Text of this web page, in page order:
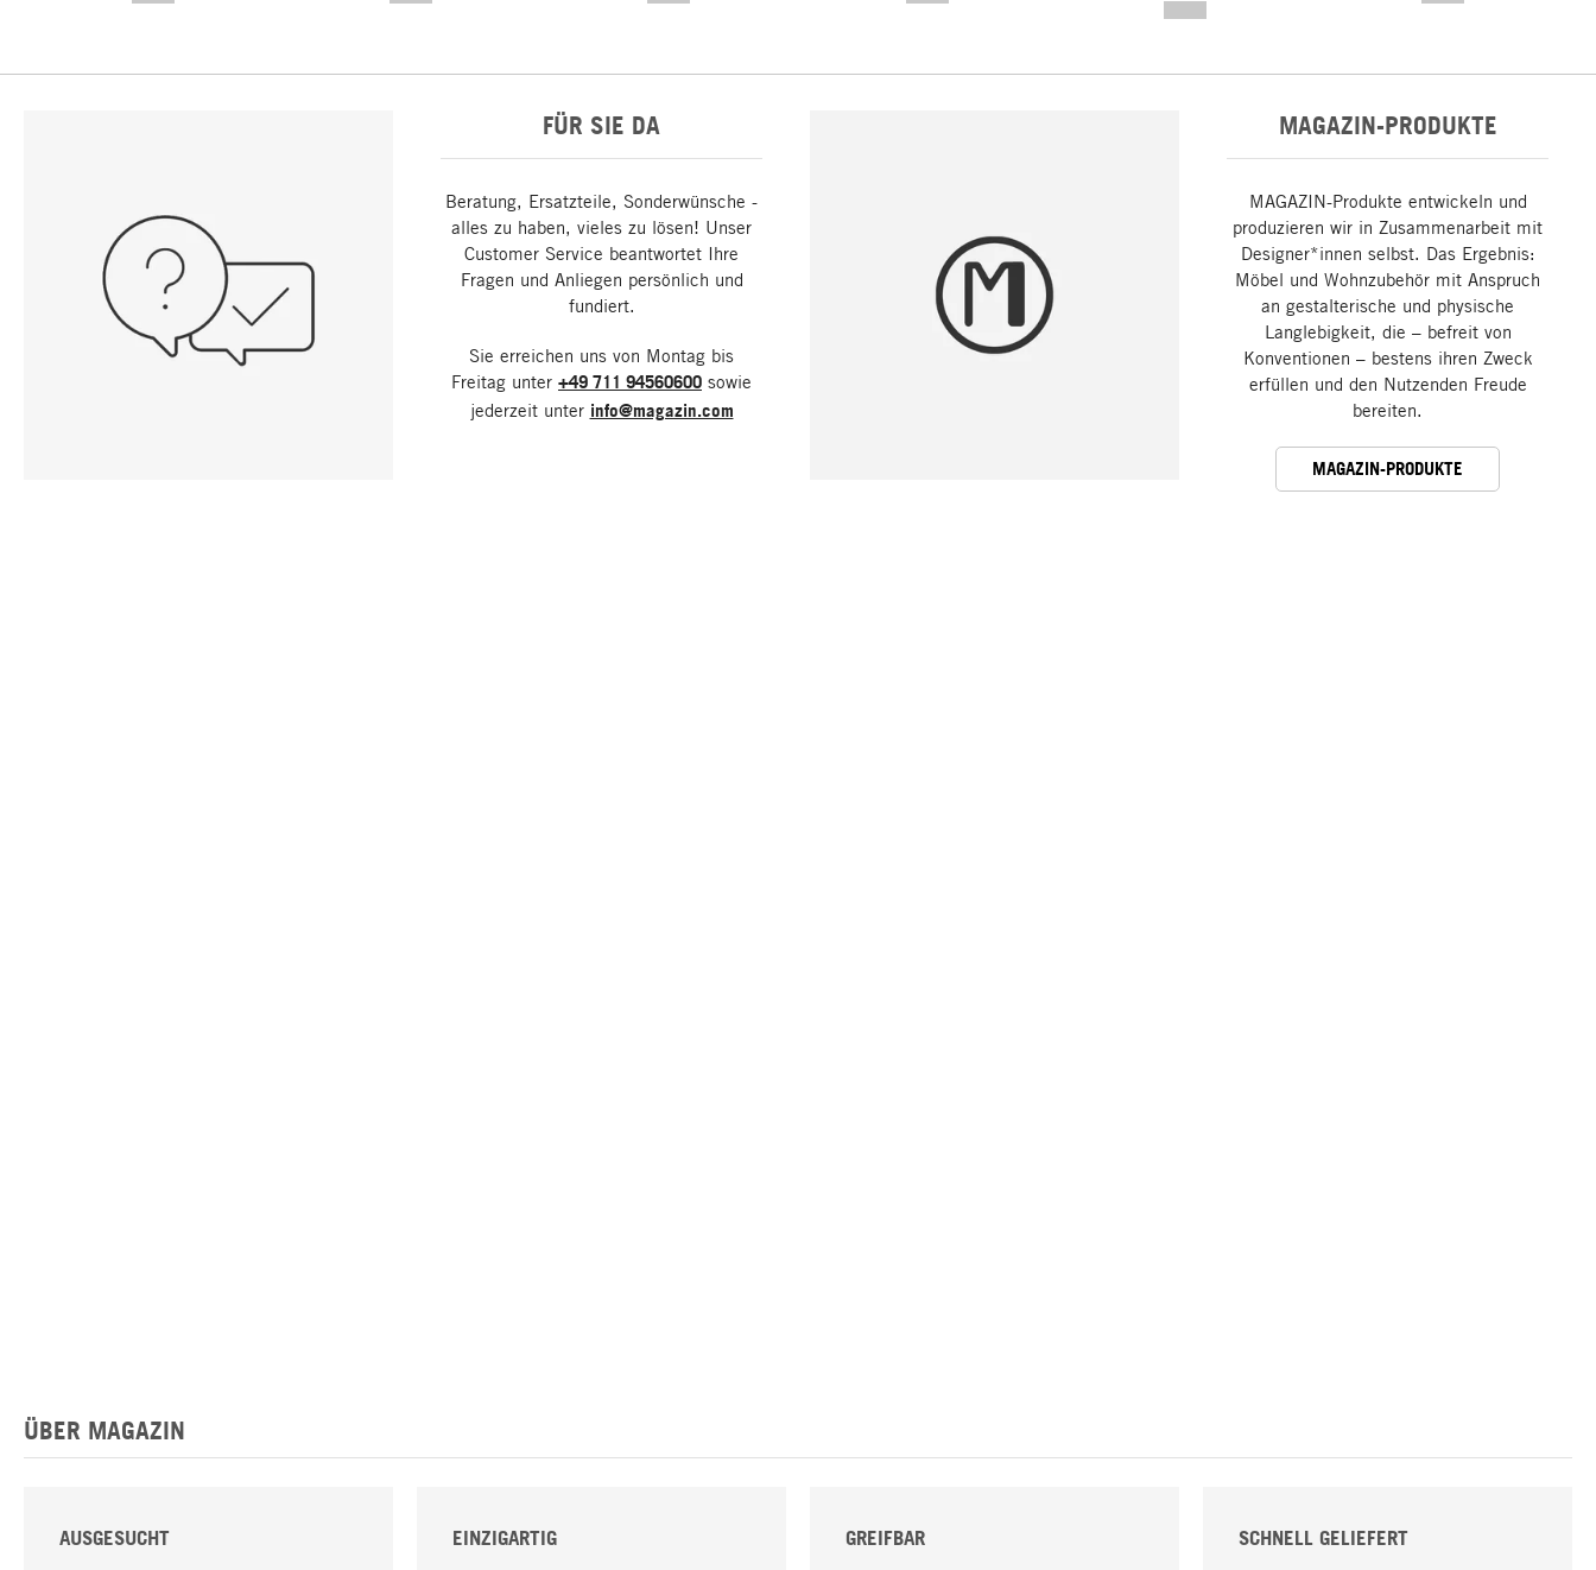
FÜR SIE DA
Beratung, Ersatzteile, Sonderwünsche -
alles zu haben, vieles zu lösen! Unser
Customer Service beantwortet Ihre
Fragen und Anliegen persönlich und
fundiert.
Sie erreichen uns von Montag bis
Freitag unter +49 711 94560600 sowie
jederzeit unter info@magazin.com
MAGAZIN-PRODUKTE
MAGAZIN-Produkte entwickeln und
produzieren wir in Zusammenarbeit mit
Designer*innen selbst. Das Ergebnis:
Möbel und Wohnzubehör mit Anspruch
an gestalterische und physische
Langlebigkeit, die – befreit von
Konventionen – bestens ihren Zweck
erfüllen und den Nutzenden Freude
bereiten.
MAGAZIN-PRODUKTE
ÜBER MAGAZIN
AUSGESUCHT EINZIGARTIG GREIFBAR SCHNELL GELIEFERT